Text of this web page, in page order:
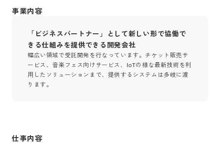
事業内容
「ビジネスパートナー」として新しい形で協働で
きる仕組みを提供できる開発会社
幅広い領域で受託開発を行なっています。チケット販売サ
ービス、音楽フェス向けサービス、IoTの様な最新技術を利
用したソリューションまで、提供するシステムは多岐に渡
ります。
仕事内容